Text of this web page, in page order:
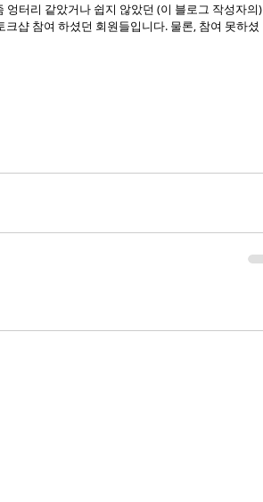
터리 같았거나 쉽지 않았던 (이 블로그 작성자의)
샵 참여 하셨던 회원들입니다. 물론, 참여 못하셨